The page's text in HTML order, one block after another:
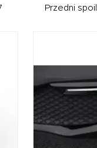
Przedni